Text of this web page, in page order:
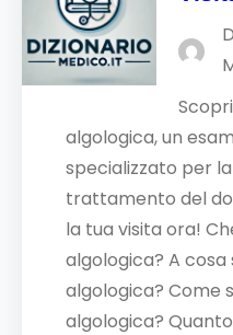
algologica, un
specializzato per
trattamento del
la tua visita ora!
algologica? A cosa
algologica? Come
algologica?